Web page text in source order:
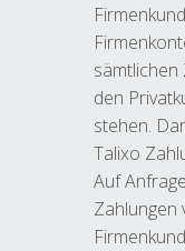
sämtlichen
den
stehen.
Talixo
Auf
Zahlungen